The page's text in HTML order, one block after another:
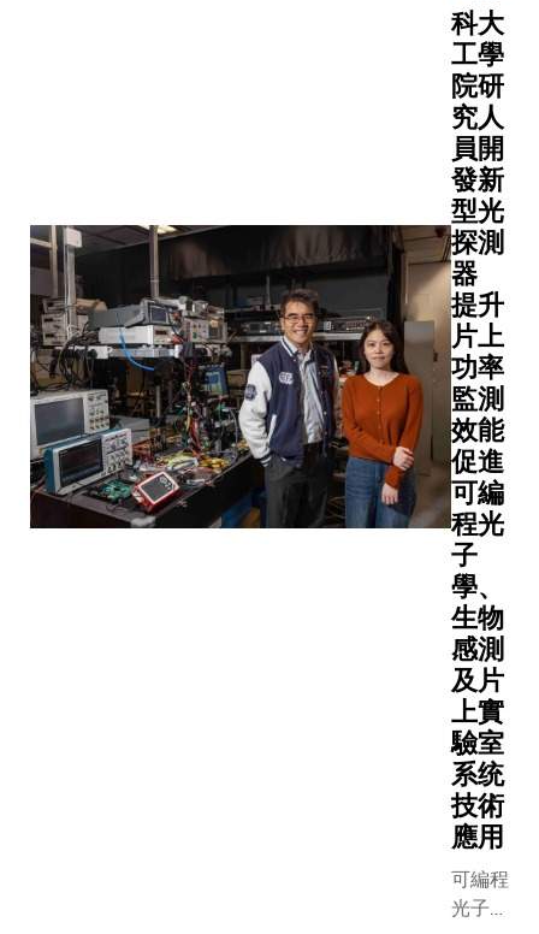
對其運輸
貌的整體
掌握。這
示了新的
戶蛋白，
及AP-4所
依賴的、
想不到的
胞機制。
該團隊的
新方法將
外囊泡重
與定量質
分析技術
結合，讓
究人員能
在受控的
境中建立
輸囊泡，
對其蛋白
組成進行
面分析。
項研究與
港理工大
姚鍾平教
團隊合作
成。透過
方法，研
人員識別
依賴AP-1
或AP-4運
輸的特定
調）何佩
女士及首
醫療官莫
英教授。
方討論的
點包括科
正在籌建
香港第三
醫學院、
過全球知
網絡聯合
究種子基
計劃
（Global
Network
Awards
展的聯合
究，以及
旗艦學術
程上的協
作。其後
科大於12
16日在校
接布里斯
大學法律
院院長
Catherine
KELLY教
授。工學
副院長（
輪加速融
段。若溫
體排放量
高企，有
會在未來
年內引發
列嚴重的
和環境危
該項研究
大土木及
工程學系
教授、「
創科學人
慧教授、
跨學科領
部副教授
興教授及
及環境工
系博士後
員王岑博
導，以
slowing
Arctic
melt tied
NAO
題，已於
然通訊》
團隊觀察
極海冰融
暗、低溫
育而成。
技術已有
學數據，
生機制等
家缺乏統
分析工具
有效整合
口，由科
元教授、
後研究員
隊，人工
的多組學
950個轉
15個單細
冷泉、熱
的七大門
節動物、
動物、棘
了1,413
境適應策
種覆蓋最
學平台。
科大
工學
院研
究人
員開
發新
型光
探測
器
提升
片上
功率
監測
效能
促進
可編
程光
子
學、
生物
感測
及片
上實
驗室
系统
技術
應用
可編程
光子學